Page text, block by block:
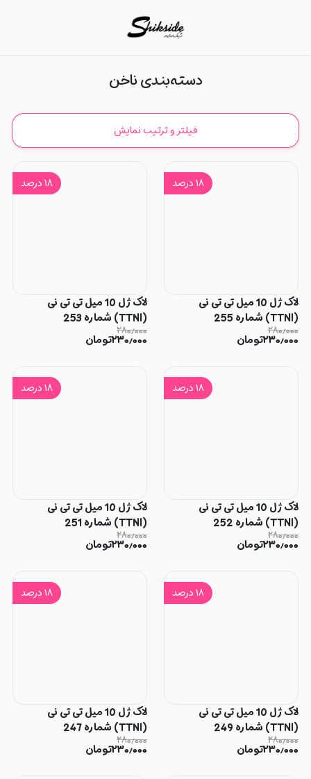
دسته‌بندی ناخن
فیلتر و ترتیب نمایش
۱۸درصد
لاک ژل 10 میل تی تی نی
(TTNI) شماره 255
۲۸۰٫۰۰۰
۲۳۰٫۰۰۰تومان
۱۸درصد
لاک ژل 10 میل تی تی نی
(TTNI) شماره 253
۲۸۰٫۰۰۰
۲۳۰٫۰۰۰تومان
۱۸درصد
لاک ژل 10 میل تی تی نی
(TTNI) شماره 252
۲۸۰٫۰۰۰
۲۳۰٫۰۰۰تومان
۱۸درصد
لاک ژل 10 میل تی تی نی
(TTNI) شماره 251
۲۸۰٫۰۰۰
۲۳۰٫۰۰۰تومان
۱۸درصد
لاک ژل 10 میل تی تی نی
(TTNI) شماره 249
۲۸۰٫۰۰۰
۲۳۰٫۰۰۰تومان
۱۸درصد
لاک ژل 10 میل تی تی نی
(TTNI) شماره 247
۲۸۰٫۰۰۰
۲۳۰٫۰۰۰تومان